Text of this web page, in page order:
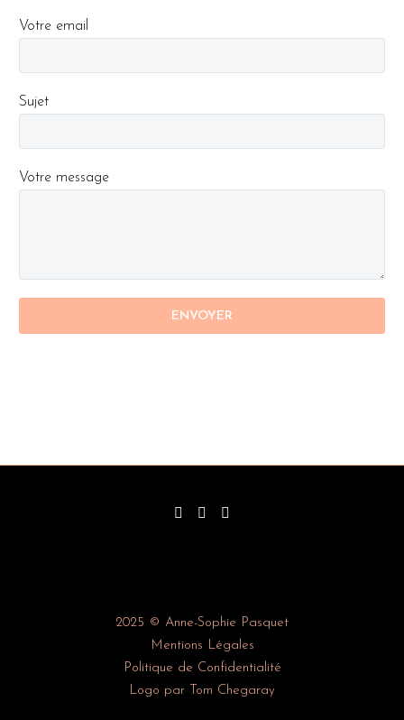
Votre email
Sujet
Votre message
2025 © Anne-Sophie Pasquet
Mentions Légales
Politique de Confidentialité
Logo par Tom Chegaray